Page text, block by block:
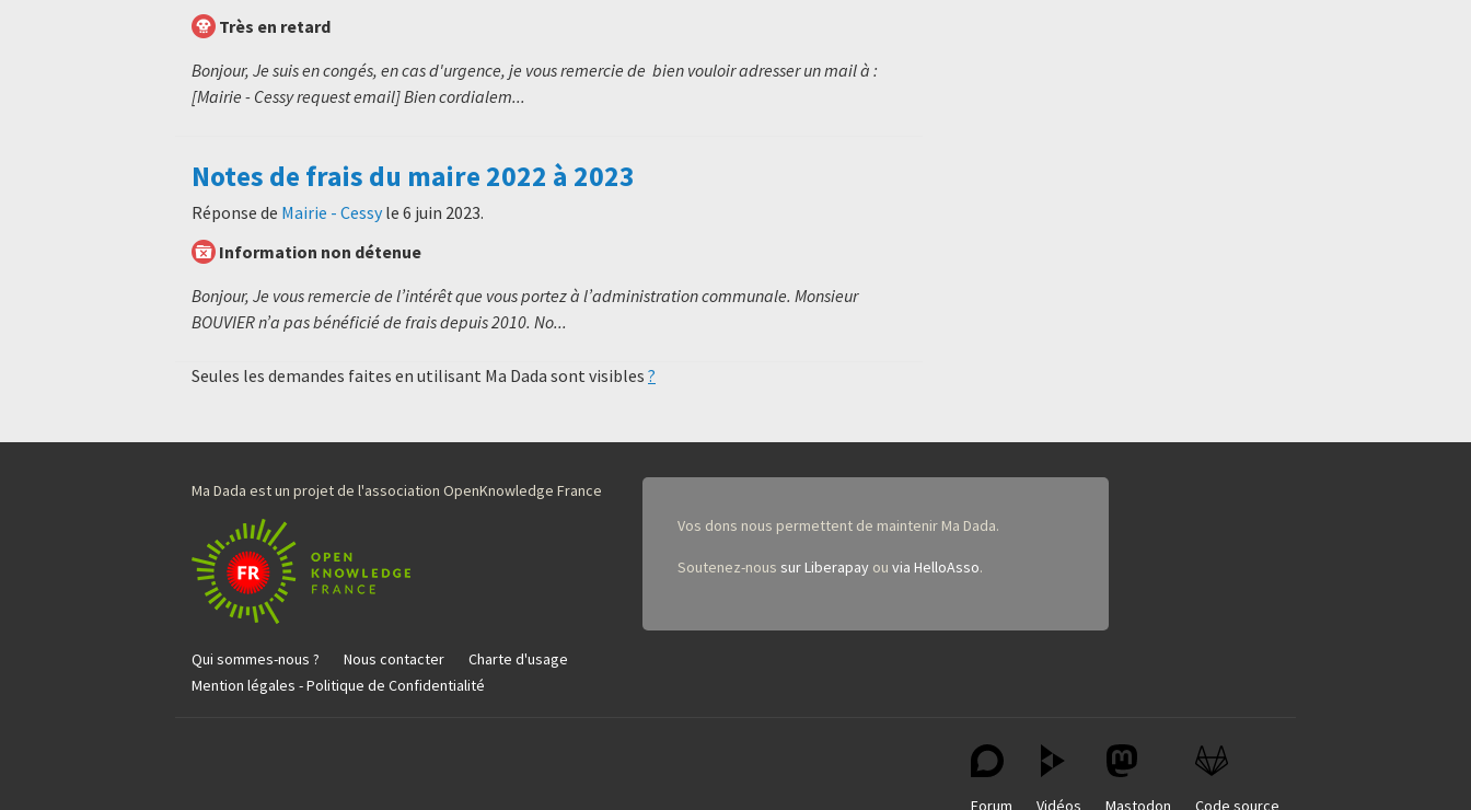
Très en retard
Bonjour, Je suis en congés, en cas d'urgence, je vous remercie de bien vouloir adresser un mail à :
[Mairie - Cessy request email] Bien cordialem...
Notes de frais du maire 2022 à 2023
Réponse de Mairie - Cessyle 6 juin 2023.
Information non détenue
Bonjour, Je vous remercie de l’intérêt que vous portez à l’administration communale. Monsieur
BOUVIER n’a pas bénéficié de frais depuis 2010. No...
Seules les demandes faites en utilisant Ma Dada sont visibles ?
Ma Dada est un projet de l'association OpenKnowledge France
Qui sommes-nous ? Nous contacter
Charte d'usage
Mention légales - Politique de Confidentialité
Vos dons nous permettent de maintenir Ma Dada.
Soutenez-nous sur Liberapayou via HelloAsso.
Code source
Mastodon
Vidéos
Forum